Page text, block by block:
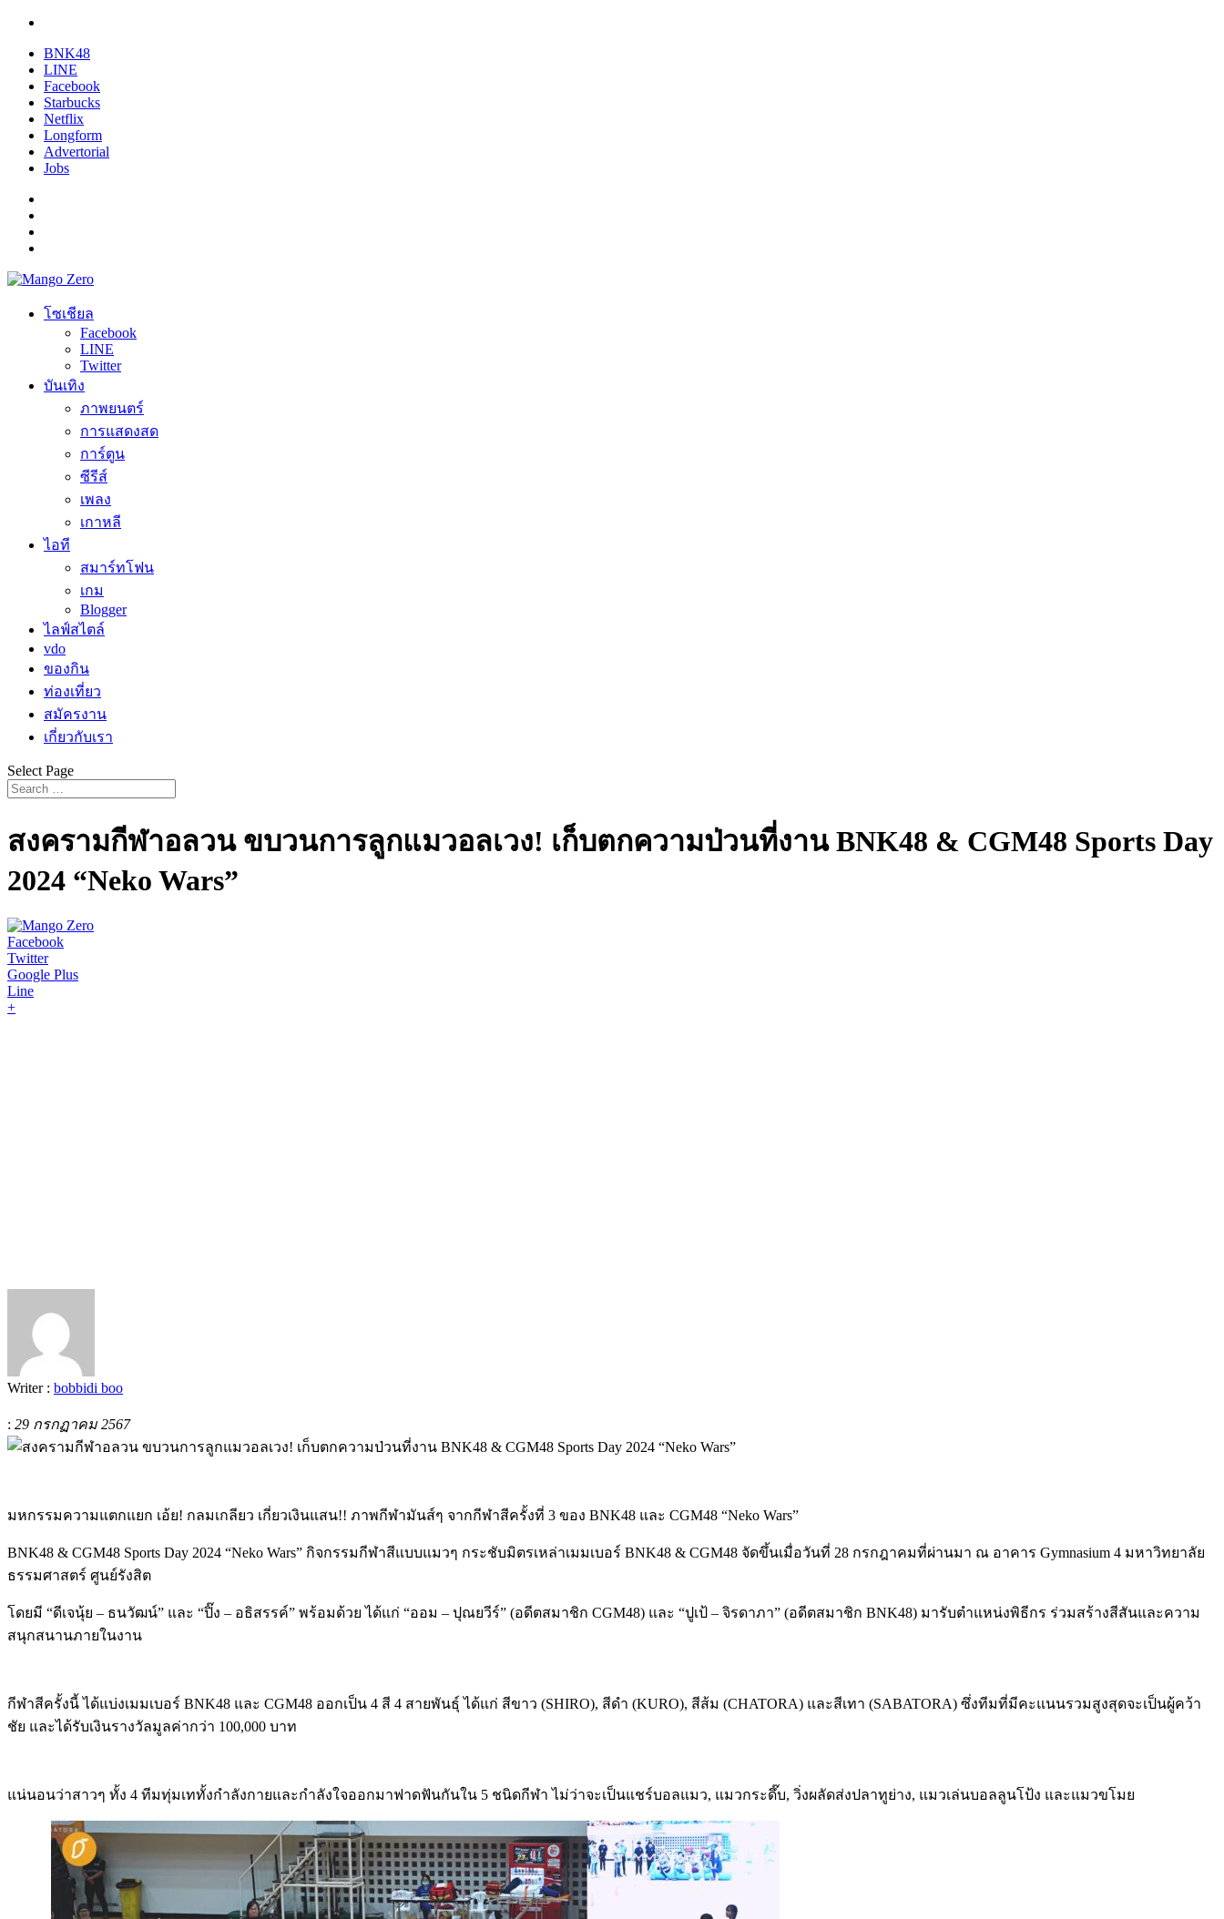
BNK48
LINE
Facebook
Starbucks
Netflix
Longform
Advertorial
Jobs
โซเชียล
Facebook
LINE
Twitter
บันเทิง
ภาพยนตร์
การแสดงสด
การ์ตูน
ซีรีส์
เพลง
เกาหลี
ไอที
สมาร์ทโฟน
เกม
Blogger
ไลฟ์สไตล์
vdo
ของกิน
ท่องเที่ยว
สมัครงาน
เกี่ยวกับเรา
Select Page
สงครามกีฬาอลวน ขบวนการลูกแมวอลเวง! เก็บตกความป่วนที่งาน BNK48 & CGM48 Sports Day
2024 “Neko Wars”
Facebook
Twitter
Google Plus
Line
+
Writer : bobbidi boo
: 29 กรกฏาคม 2567
มหกรรมความแตกแยก เอ้ย! กลมเกลียว เกี่ยวเงินแสน!! ภาพกีฬามันส์ๆ จากกีฬาสีครั้งที่ 3 ของ BNK48 และ CGM48 “Neko Wars”
BNK48 & CGM48 Sports Day 2024 “Neko Wars” กิจกรรมกีฬาสีแบบแมวๆ กระชับมิตรเหล่าเมมเบอร์ BNK48 & CGM48 จัดขึ้นเมื่อวันที่ 28 กรกฎาคมที่ผ่านมา ณ อาคาร Gymnasium 4 มหาวิทยาลัย
ธรรมศาสตร์ ศูนย์รังสิต
โดยมี “ดีเจนุ้ย – ธนวัฒน์” และ “ปิ๊ง – อธิสรรค์” พร้อมด้วย ได้แก่ “ออม – ปุณยวีร์” (อดีตสมาชิก CGM48) และ “ปูเป้ – จิรดาภา” (อดีตสมาชิก BNK48) มารับตำแหน่งพิธีกร ร่วมสร้างสีสันและความ
สนุกสนานภายในงาน
กีฬาสีครั้งนี้ ได้แบ่งเมมเบอร์ BNK48 และ CGM48 ออกเป็น 4 สี 4 สายพันธุ์ ได้แก่ สีขาว (SHIRO), สีดำ (KURO), สีส้ม (CHATORA) และสีเทา (SABATORA) ซึ่งทีมที่มีคะแนนรวมสูงสุดจะเป็นผู้คว้า
ชัย และได้รับเงินรางวัลมูลค่ากว่า 100,000 บาท
แน่นอนว่าสาวๆ ทั้ง 4 ทีมทุ่มเททั้งกำลังกายและกำลังใจออกมาฟาดฟันกันใน 5 ชนิดกีฬา ไม่ว่าจะเป็นแชร์บอลแมว, แมวกระดึ๊บ, วิ่งผลัดส่งปลาทูย่าง, แมวเล่นบอลลูนโป้ง และแมวขโมย